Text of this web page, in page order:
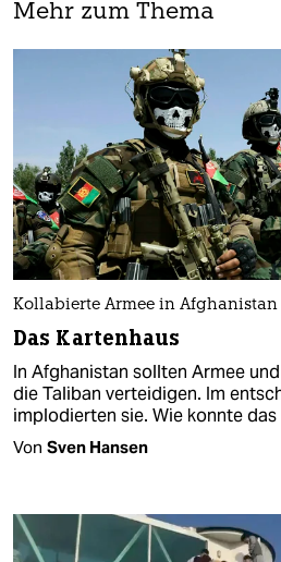
Mehr zum Thema
Kollabierte Armee in Afghanistan
Das Kartenhaus
In Afghanistan sollten Armee
die Taliban verteidigen. Im
implodierten sie. Wie konnte das
Von Sven Hansen